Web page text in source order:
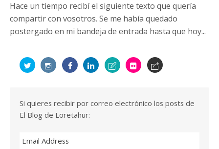
Hace un tiempo recibí el siguiente texto que quería
compartir con vosotros. Se me había quedado
postergado en mi bandeja de entrada hasta que hoy...
Si quieres recibir por correo electrónico los posts de
El Blog de Loretahur:
Email Address